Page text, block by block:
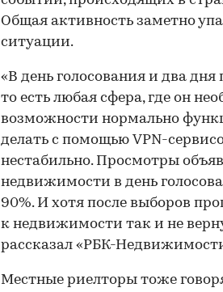
Общая активность заметно
ситуации.
«В день голосования и два дня
то есть любая сфера, где он
возможности нормально
делать с помощью VPN-
нестабильно. Просмотры
недвижимости в день
90%. И хотя после выборов
к недвижимости так и не
рассказал «РБК-
Местные риелторы тоже